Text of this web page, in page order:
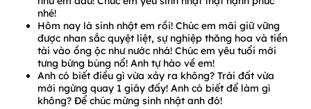
nhé!
Hôm nay là sinh nhật em rồi! Chúc em mãi giữ vững
được nhan sắc quyệt liệt, sự nghiệp thăng hoa và tiền
tài vào ồng ộc như nước nhá! Chúc em yêu tuổi mới
tưng bừng bùng nổ! Anh tự hào về em!
Anh có biết điều gì vừa xảy ra không? Trái đất vừa
mới ngừng quay 1 giây đấy! Anh có biết để làm gì
không? Để chúc mừng sinh nhật anh đó!